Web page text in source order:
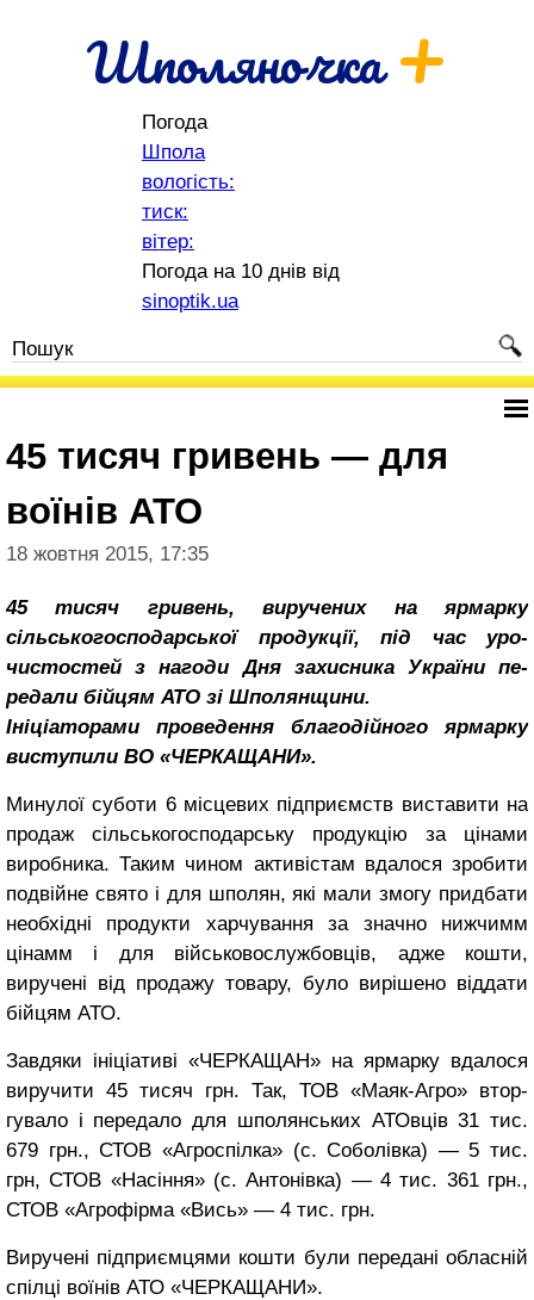
Шполяночка+
Погода
Шпола
вологість:
тиск:
вітер:
Погода на 10 днів від
sinoptik.ua
45 тисяч гривень — для
воїнів АТО
18 жовтня 2015, 17:35
45 тисяч гривень, виручених на ярмарку
сільськогосподарської продукції, під час уро­
чистостей з нагоди Дня захисника України пе­
редали бійцям АТО зі Шполянщини.
Ініціаторами прове­дення благодійного ярмарку
виступили ВО «ЧЕРКАЩАНИ».
Минулої суботи 6 місцевих підприємств виставити на
продаж сільськогосподарську продукцію за цінами
виробника. Таким чином активістам вдалося зробити
подвійне свято і для шполян, які мали змогу прид­бати
необхідні продукти харчуван­ня за значно нижчимм
цінамм і для військовослужбовців, адже кошти,
виручені від продажу товару, було вирішено віддати
бійцям АТО.
Завдяки ініціативі «ЧЕРКАЩАН» на ярмарку вдалося
виручити 45 ти­сяч грн. Так, ТОВ «Маяк-Агро» втор­
гувало і передало для шполянсь­ких АТОвців 31 тис.
679 грн., СТОВ «Агроспілка» (с. Соболівка) — 5 тис.
грн, СТОВ «Насіння» (с. Антонівка) — 4 тис. 361 грн.,
СТОВ «Агрофірма «Вись» — 4 тис. грн.
Виручені підприємцями кошти були передані обласній
спілці воїнів АТО «ЧЕРКАЩАНИ».